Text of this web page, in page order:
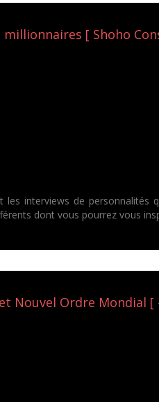
millionnaires [ Shoho
interviews de personnalités
dont vous pourrez vous
Nouvel Ordre Mondial [